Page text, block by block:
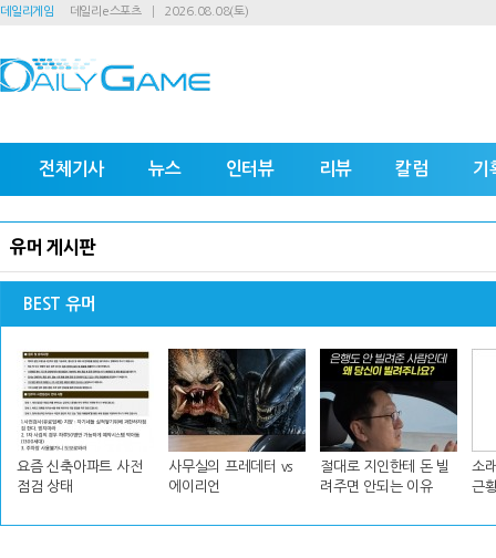
데일리게임 데일리e스포츠 2026.08.08(토)
전체기사 뉴스 인터뷰 리뷰 칼럼 기
유머 게시판
BEST 유머
요즘 신축아파트 사전
점검 상태
사무실의 프레데터 vs
에이리언
절대로 지인한테 돈 빌
려주면 안되는 이유
소
근